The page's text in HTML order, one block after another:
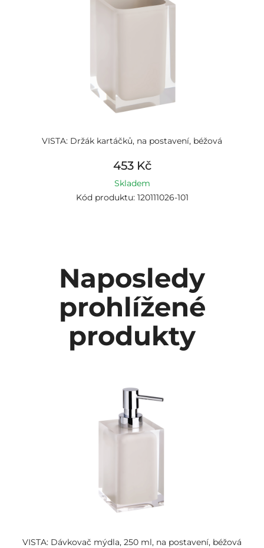
VISTA: Držák kartáčků, na postavení, béžová
453 Kč
Skladem
Kód produktu: 120111026-101
Naposledy
prohlížené
produkty
VISTA: Dávkovač mýdla, 250 ml, na postavení, béžová